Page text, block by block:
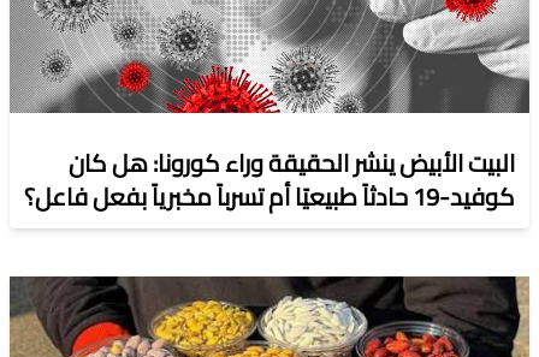
البيت الأبيض ينشر الحقيقة وراء كورونا: هل كان
كوفيد-19 حادثاً طبيعيًا أم تسرباً مخبرياً بفعل فاعل؟